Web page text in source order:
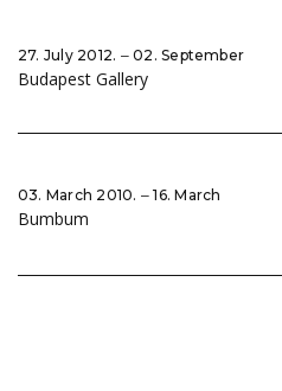
27. July 2012. ‒ 02. September
Budapest Gallery
03. March 2010. ‒ 16. March
Bumbum